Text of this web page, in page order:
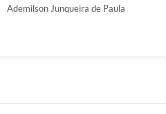
Ademilson Junqueira de Paula